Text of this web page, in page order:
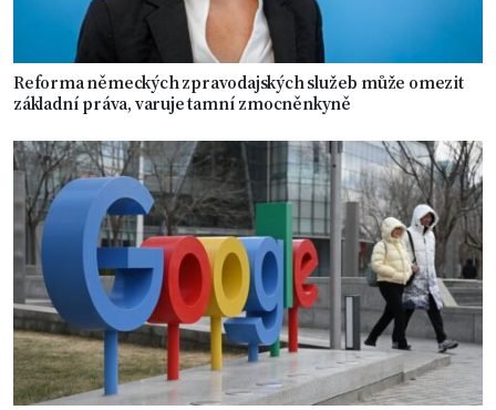
Reforma německých zpravodajských služeb může omezit
základní práva, varuje tamní zmocněnkyně